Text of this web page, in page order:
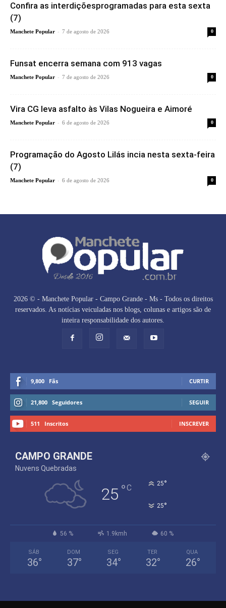
Confira as interdiçõesprogramadas para esta sexta
(7)
Manchete Popular - 7 de agosto de 2026 0
Funsat encerra semana com 913 vagas
Manchete Popular - 7 de agosto de 2026 0
Vira CG leva asfalto às Vilas Nogueira e Aimoré
Manchete Popular - 6 de agosto de 2026 0
Programação do Agosto Lilás incia nesta sexta-feira
(7)
Manchete Popular - 6 de agosto de 2026 0
2026 © - Manchete Popular - Campo Grande - Ms - Todos os direitos
reservados. As notícias veiculadas nos blogs, colunas e artigos são de
inteira responsabilidade dos autores.
9,800 Fãs CURTIR
21,800 Seguidores SEGUIR
511 Inscritos INSCREVER
CAMPO GRANDE
Nuvens Quebradas
25 °C 25°
25°
56 % 1.9kmh 60 %
SÁB
36°
DOM
37°
SEG
34°
TER
32°
QUA
26°